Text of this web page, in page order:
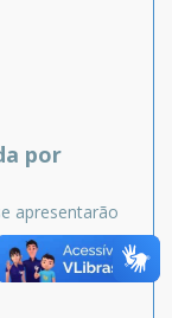
por
apresentarão